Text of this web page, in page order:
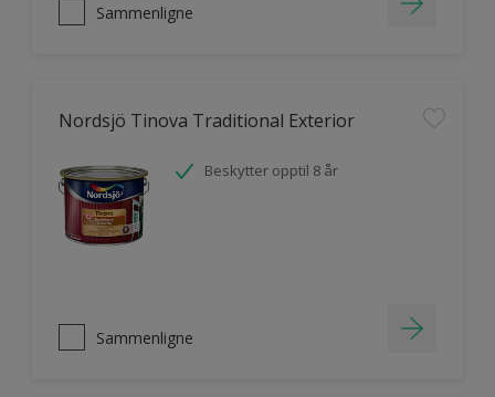
Sammenligne
Nordsjö Tinova Traditional Exterior
Beskytter opptil 8 år
Sammenligne